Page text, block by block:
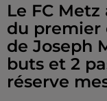
Le FC
du premier
de Joseph
buts et 2
réserve